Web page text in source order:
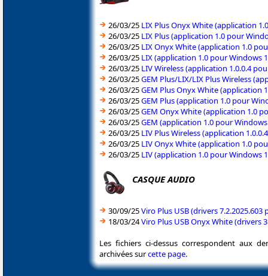
26/03/25 LIX Plus Onyx White (application
26/03/25 LIX Plus (application 1.0 pour
26/03/25 LIX Onyx White (application 1.0
26/03/25 LIX (application 1.0 pour Windows
26/03/25 LIV Wireless (application 1.0.0.4
26/03/25GEM Plus/LIX/LIX Plus Wireless
26/03/25GEM Plus Onyx White (application
26/03/25GEM Plus (application 1.0 pour
26/03/25GEM Onyx White (application 1.0
26/03/25GEM (application 1.0 pour
26/03/25 LIV Plus Wireless (application
26/03/25 LIV Onyx White (application 1.0
26/03/25 LIV (application 1.0 pour Windows
CASQUE AUDIO
30/09/25Viro Plus USB (drivers
18/03/24Viro Plus USB Onyx White (drivers
Les fichiers ci-dessus correspondent aux
archivées surcette page.